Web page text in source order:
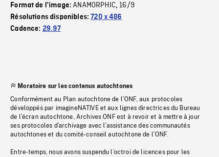
Format de l'image:ANAMORPHIC,16/9
Résolutions disponibles:720 x 486
Cadence: 29.97
Moratoire sur les contenus autochtones
Conformément au Plan autochtone de l’ONF, aux protocoles
développés par imagineNATIVE et aux lignes directrices du Bureau
de l’écran autochtone, Archives ONF est à revoir et à mettre à jour
ses protocoles d’archivage avec l’assistance des communautés
autochtones et du comité-conseil autochtone de l’ONF.
Entre-temps, nous avons suspendu l’octroi de licences pour les